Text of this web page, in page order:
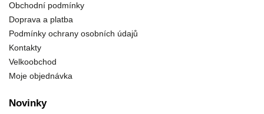
Obchodní podmínky
Doprava a platba
Podmínky ochrany osobních údajů
Kontakty
Velkoobchod
Moje objednávka
Novinky